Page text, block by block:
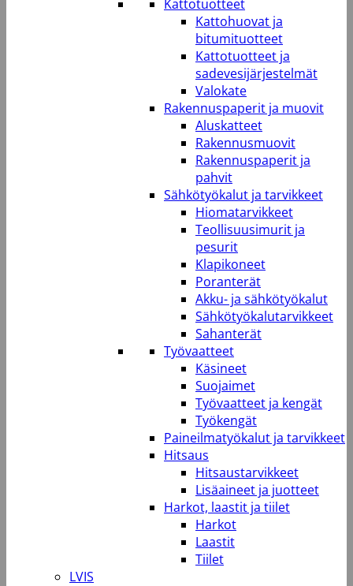
Kattotuotteet
Kattohuovat ja
bitumituotteet
Kattotuotteet ja
sadevesijärjestelmät
Valokate
Rakennuspaperit ja muovit
Aluskatteet
Rakennusmuovit
Rakennuspaperit ja
pahvit
Sähkötyökalut ja tarvikkeet
Hiomatarvikkeet
Teollisuusimurit ja
pesurit
Klapikoneet
Poranterät
Akku- ja sähkötyökalut
Sähkötyökalutarvikkeet
Sahanterät
Työvaatteet
Käsineet
Suojaimet
Työvaatteet ja kengät
Työkengät
Paineilmatyökalut ja tarvikkeet
Hitsaus
Hitsaustarvikkeet
Lisäaineet ja juotteet
Harkot, laastit ja tiilet
Harkot
Laastit
Tiilet
LVIS